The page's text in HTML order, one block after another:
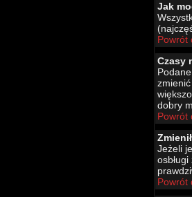
Jak
Powrót
Czasy
dobry
Powrót
Jeżeli
Powrót